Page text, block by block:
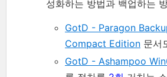
성화하는 방법과 백업하는
GotD - Paragon
Compact Edition 문서
GotD - Ashampoo